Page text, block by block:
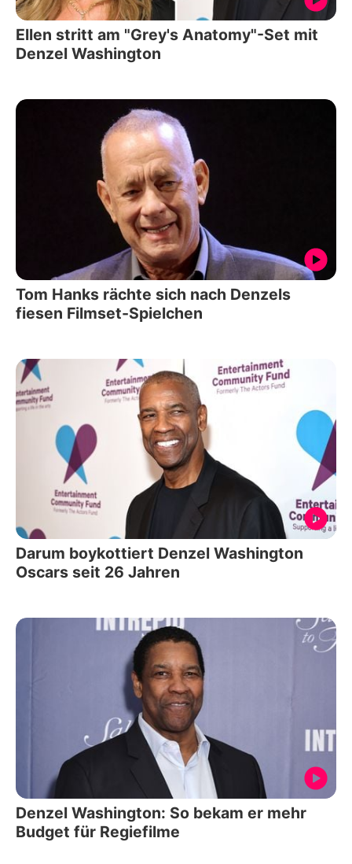
Ellen stritt am "Grey's Anatomy"-Set mit
Denzel Washington
Tom Hanks rächte sich nach Denzels
fiesen Filmset-Spielchen
Darum boykottiert Denzel Washington
Oscars seit 26 Jahren
Denzel Washington: So bekam er mehr
Budget für Regiefilme